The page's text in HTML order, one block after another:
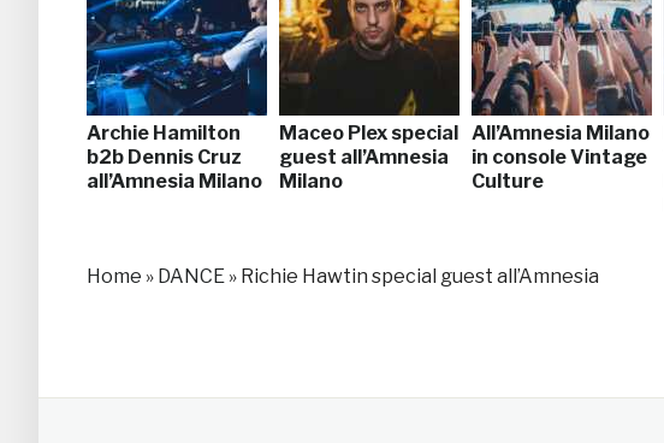
Archie Hamilton
b2b Dennis Cruz
all’Amnesia Milano
Maceo Plex special
guest all’Amnesia
Milano
All’Amnesia Milano
in console Vintage
Culture
Home » DANCE » Richie Hawtin special guest all’Amnesia